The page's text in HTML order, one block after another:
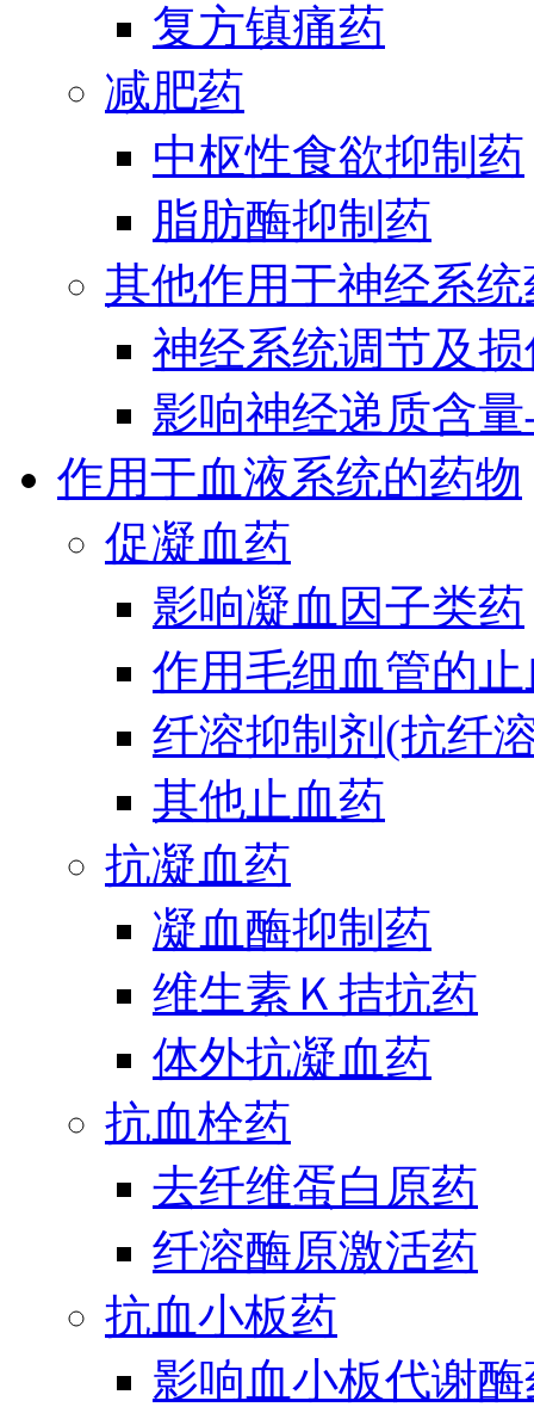
复方镇痛药
减肥药
中枢性食欲抑制药
脂肪酶抑制药
其他作用于神经系统
神经系统调节及
影响神经递质含
作用于血液系统的药物
促凝血药
影响凝血因子类药
作用毛细血管的
纤溶抑制剂(抗纤
其他止血药
抗凝血药
凝血酶抑制药
维生素Ｋ拮抗药
体外抗凝血药
抗血栓药
去纤维蛋白原药
纤溶酶原激活药
抗血小板药
影响血小板代谢